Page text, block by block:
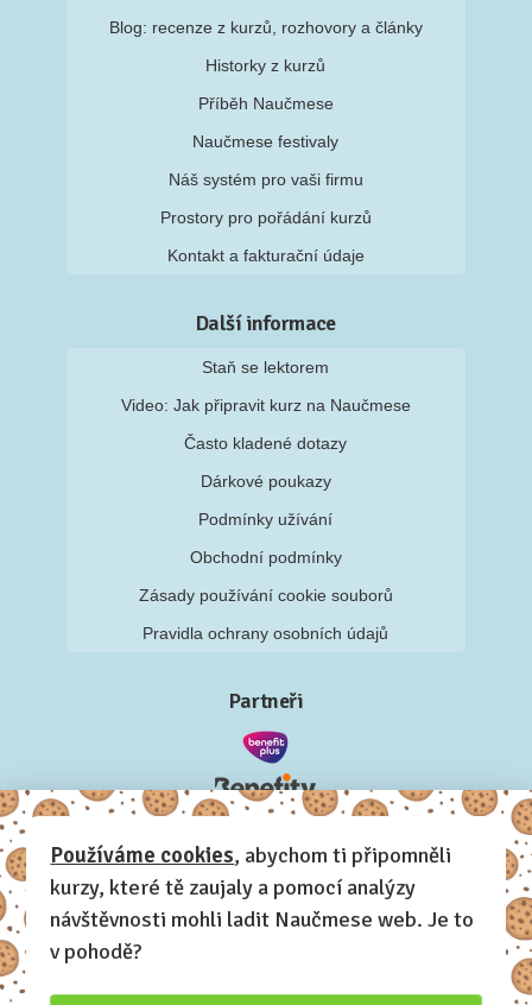
Blog: recenze z kurzů, rozhovory a články
Historky z kurzů
Příběh Naučmese
Naučmese festivaly
Náš systém pro vaši firmu
Prostory pro pořádání kurzů
Kontakt a fakturační údaje
Další informace
Staň se lektorem
Video: Jak připravit kurz na Naučmese
Často kladené dotazy
Dárkové poukazy
Podmínky užívání
Obchodní podmínky
Zásady používání cookie souborů
Pravidla ochrany osobních údajů
Partneři
Používáme cookies, abychom ti připomněli
kurzy, které tě zaujaly a pomocí analýzy
návštěvnosti mohli ladit Naučmese web. Je to
v pohodě?